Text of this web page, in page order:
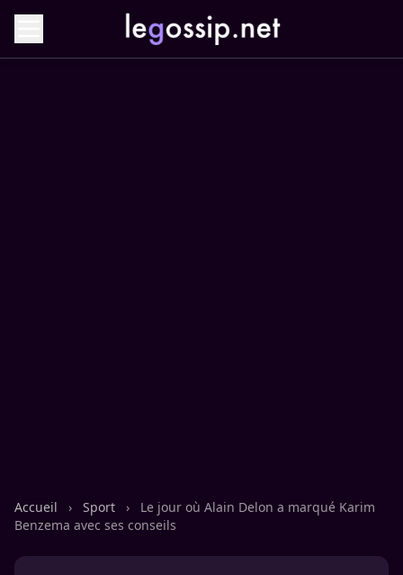
Accueil › Sport ›
Le jour où Alain Delon a marqué Karim
Benzema avec ses conseils